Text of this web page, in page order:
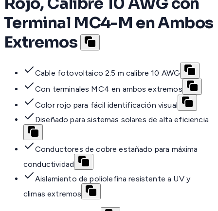
Terminal MC4-M en Ambos
Extremos
Cable fotovoltaico 2.5 m calibre 10 AWG
Con terminales MC4 en ambos extremos
Color rojo para fácil identificación visual
Diseñado para sistemas solares de alta eficiencia
Conductores de cobre estañado para máxima
conductividad
Aislamiento de poliolefina resistente a UV y
climas extremos